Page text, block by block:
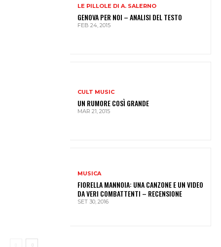
LE PILLOLE DI A. SALERNO
GENOVA PER NOI – ANALISI DEL TESTO
FEB 24, 2015
CULT MUSIC
UN RUMORE COSÌ GRANDE
MAR 21, 2015
MUSICA
FIORELLA MANNOIA: UNA CANZONE E UN VIDEO
DA VERI COMBATTENTI – RECENSIONE
SET 30, 2016